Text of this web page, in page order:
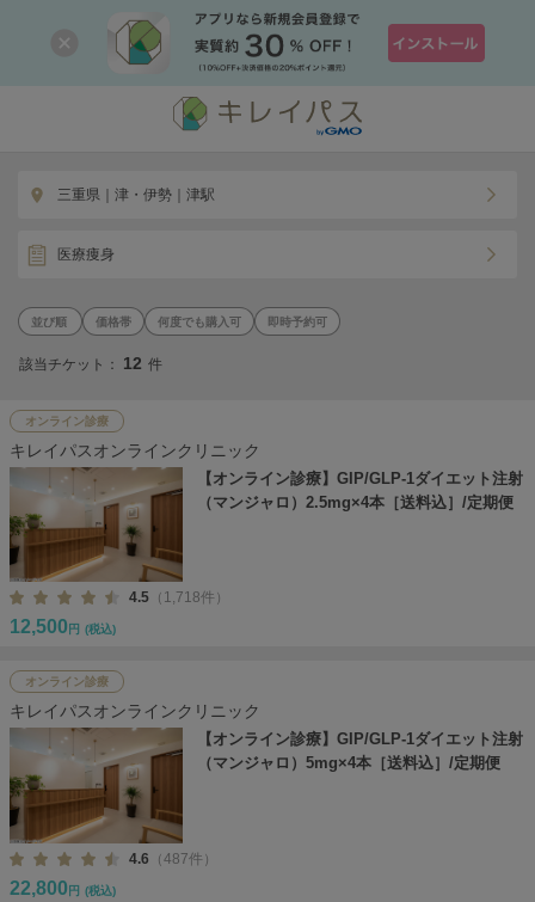
三重県｜津・伊勢｜津駅
医療痩身
価格帯 何度でも購入可 即時予約可
該当チケット： 12 件
オンライン診療
キレイパスオンラインクリニック
【オンライン診療】GIP/GLP-1ダイエット注射
（マンジャロ）2.5mg×4本［送料込］/定期便
4.5 （1,718件）
12,500 円 (税込)
オンライン診療
キレイパスオンラインクリニック
【オンライン診療】GIP/GLP-1ダイエット注射
（マンジャロ）5mg×4本［送料込］/定期便
4.6 （487件）
22,800 円 (税込)